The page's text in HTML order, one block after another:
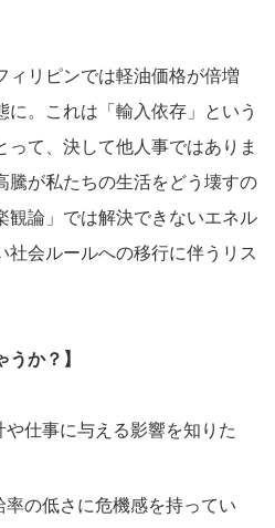
ィリピンでは軽油価格が倍増
に。これは「輸入依存」という
って、決して他人事ではありま
騰が私たちの生活をどう壊すの
観論」では解決できないエネル
社会ルールへの移行に伴うリス
うか？】
仕事に与える影響を知りた
率の低さに危機感を持ってい